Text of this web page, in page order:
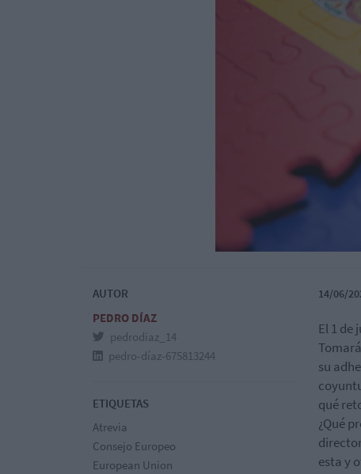
AUTOR
PEDRO DÍAZ
pedrodiaz_14
pedro-díaz-675813244
ETIQUETAS
Atrevia
Consejo Europeo
European Union
14/06/
El 1 de
su
qué
¿Qué
esta y